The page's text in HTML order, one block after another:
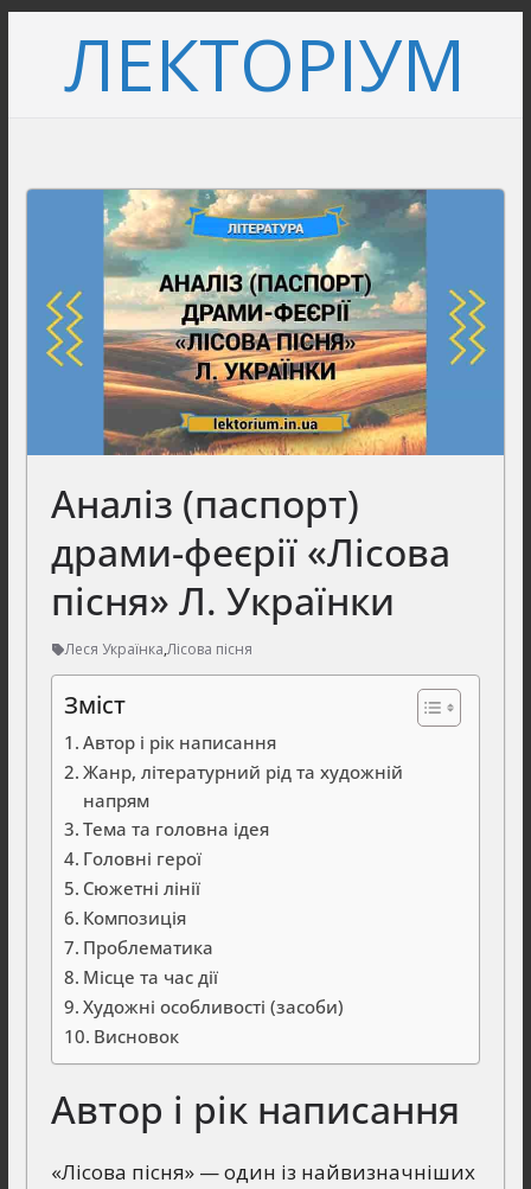
вмістуЛЕКТОРІУМ
Аналіз (паспорт)
драми-феєрії «Лісова
пісня» Л. Українки
Леся Українка,Лісова пісня
Зміст
Автор і рік написання
Жанр, літературний рід та художній
напрям
Тема та головна ідея
Головні герої
Сюжетні лінії
Композиція
Проблематика
Місце та час дії
Художні особливості (засоби)
Висновок
Автор і рік написання
«Лісова пісня» — один із найвизначніших